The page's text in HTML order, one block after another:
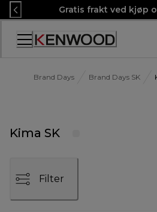
Skip
to
Content
Gratis frakt ved kjøp
Brand Days Brand Days SK
Kima SK
Filter